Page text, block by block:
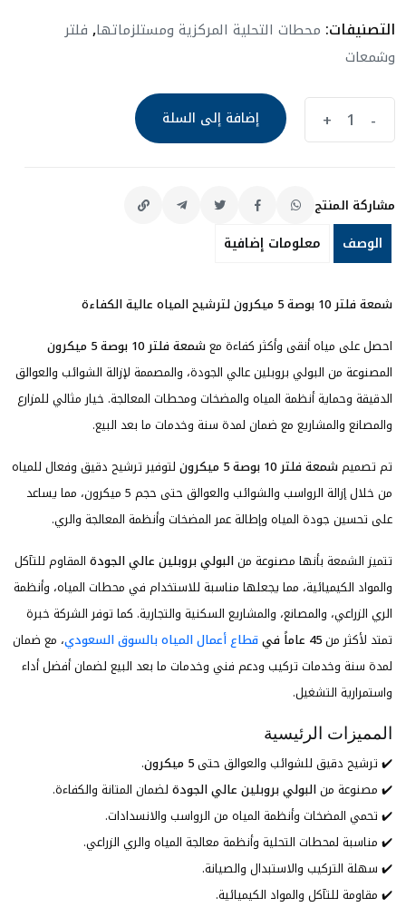
التصنيفات: محطات التحلية المركزية ومستلزماتها, فلتر
وشمعات
فلتر
بوصة
ميكرون
-
+
إضافة إلى السلة
إضافة إلى السلة
مشاركة المنتج
الوصف معلومات إضافية
شمعة فلتر 10 بوصة 5 ميكرون لترشيح المياه عالية الكفاءة
احصل على مياه أنقى وأكثر كفاءة معشمعة فلتر 10 بوصة 5 ميكرون
المصنوعة من البولي بروبلين عالي الجودة، والمصممة لإزالة الشوائب والعوالق
الدقيقة وحماية أنظمة المياه والمضخات ومحطات المعالجة. خيار مثالي للمزارع
والمصانع والمشاريع مع ضمان لمدة سنة وخدمات ما بعد البيع.
تم تصميمشمعة فلتر 10 بوصة 5 ميكرون
لتوفير ترشيح دقيق وفعال للمياه
من خلال إزالة الرواسب والشوائب والعوالق حتى حجم 5 ميكرون، مما يساعد
على تحسين جودة المياه وإطالة عمر المضخات وأنظمة المعالجة والري.
تتميز الشمعة بأنها مصنوعة منالبولي بروبلين عالي الجودة المقاوم للتآكل
والمواد الكيميائية، مما يجعلها مناسبة للاستخدام في محطات المياه، وأنظمة
الري الزراعي، والمصانع، والمشاريع السكنية والتجارية. كما توفر الشركة خبرة
تمتد لأكثر من45 عاماً في قطاع أعمال المياه بالسوق السعودي، مع ضمان
لمدة سنة وخدمات تركيب ودعم فني وخدمات ما بعد البيع لضمان أفضل أداء
واستمرارية التشغيل.
المميزات الرئيسية
✔️ ترشيح دقيق للشوائب والعوالق حتى5 ميكرون
.
✔️ مصنوعة منالبولي بروبلين عالي الجودة لضمان المتانة والكفاءة.
✔️ تحمي المضخات وأنظمة المياه من الرواسب والانسدادات.
✔️ مناسبة لمحطات التحلية وأنظمة معالجة المياه والري الزراعي.
✔️ سهلة التركيب والاستبدال والصيانة.
✔️ مقاومة للتآكل والمواد الكيميائية.